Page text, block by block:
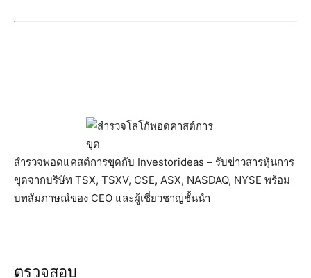
สำรวจพอดแคสต์การขุดกับ Investorideas – รับข่าวสารหุ้นการ
ขุดจากบริษัท TSX, TSXV, CSE, ASX, NASDAQ, NYSE พร้อม
บทสัมภาษณ์ของ CEO และผู้เชี่ยวชาญชั้นนำ
ตรวจสอบ